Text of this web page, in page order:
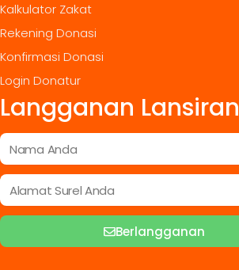
Kalkulator Zakat
Rekening Donasi
Konfirmasi Donasi
Login Donatur
Langganan Lansiran
Berlangganan